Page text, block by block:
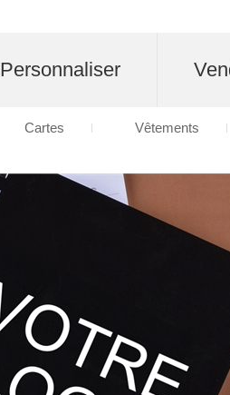
Personnaliser
Cartes Vêtements